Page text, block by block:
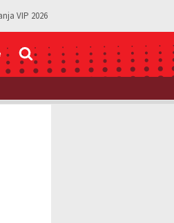
VIP 2026
agresiones: "Abrió los ojos"